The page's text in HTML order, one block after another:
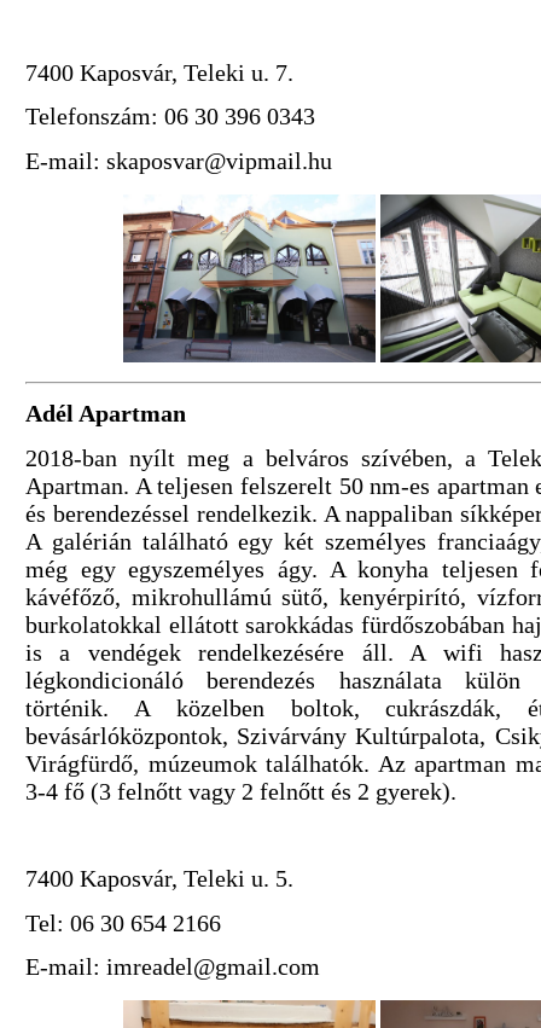
7400 Kaposvár, Teleki u. 7.
Telefonszám: 06 30 396 0343
E-mail: skaposvar@vipmail.hu
Adél Apartman
2018-ban nyílt meg a belváros szívében, a
Apartman. A teljesen felszerelt 50 nm-es apartman
és berendezéssel rendelkezik. A nappaliban
A galérián található egy két személyes
még egy egyszemélyes ágy. A konyha teljesen
kávéfőző, mikrohullámú sütő, kenyérpirító,
burkolatokkal ellátott sarokkádas fürdőszobában
is a vendégek rendelkezésére áll. A wifi
légkondicionáló berendezés használata külön
történik. A közelben boltok, cukrászdák,
bevásárlóközpontok, Szivárvány Kultúrpalota,
Virágfürdő, múzeumok találhatók. Az apartman
3-4 fő (3 felnőtt vagy 2 felnőtt és 2 gyerek).
7400 Kaposvár, Teleki u. 5.
Tel: 06 30 654 2166
E-mail: imreadel@gmail.com